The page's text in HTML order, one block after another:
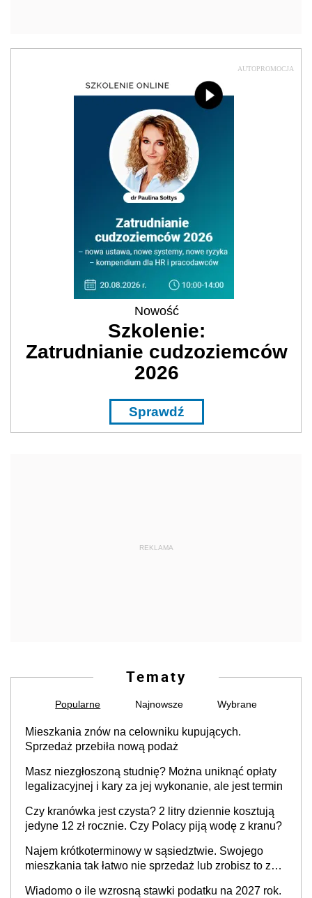
AUTOPROMOCJA
Nowość
Szkolenie:
Zatrudnianie cudzoziemców
2026
Sprawdź
REKLAMA
Tematy
Popularne Najnowsze Wybrane
Mieszkania znów na celowniku kupujących.
Sprzedaż przebiła nową podaż
Masz niezgłoszoną studnię? Można uniknąć opłaty
legalizacyjnej i kary za jej wykonanie, ale jest termin
Czy kranówka jest czysta? 2 litry dziennie kosztują
jedyne 12 zł rocznie. Czy Polacy piją wodę z kranu?
Najem krótkoterminowy w sąsiedztwie. Swojego
mieszkania tak łatwo nie sprzedaż lub zrobisz to ze
Wiadomo o ile wzrosną stawki podatku na 2027 rok.